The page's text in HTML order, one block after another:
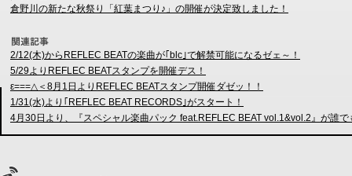
倉野川の新たな秋祭り「紅葉まつり♪」の開催が決定致しました！
2/12(木)からREFLEC BEATの楽曲が｢blc｣で解禁可能になるゼェ～！
5/29よりREFLEC BEATスタンプを開催デス！
ε===△＜8月1日よりREFLEC BEATスタンプ開催ダゼッ！！
1/31(水)より｢REFLEC BEAT RECORDS｣がスタート！
4月30日より、『スペシャル楽曲パック feat.REFLEC BEAT vol.1&vol.2』が誰